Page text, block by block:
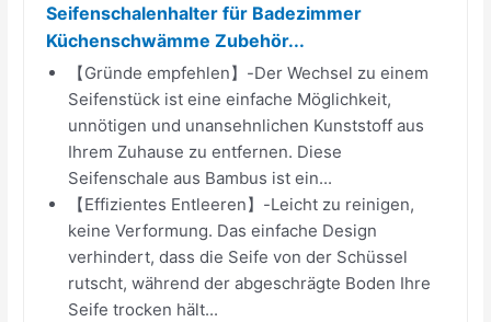
Seifenschalenhalter für Badezimmer
Küchenschwämme Zubehör...
【Gründe empfehlen】-Der Wechsel zu einem
Seifenstück ist eine einfache Möglichkeit,
unnötigen und unansehnlichen Kunststoff aus
Ihrem Zuhause zu entfernen. Diese
Seifenschale aus Bambus ist ein...
【Effizientes Entleeren】-Leicht zu reinigen,
keine Verformung. Das einfache Design
verhindert, dass die Seife von der Schüssel
rutscht, während der abgeschrägte Boden Ihre
Seife trocken hält...